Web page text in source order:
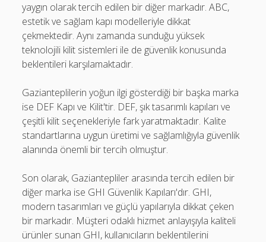
yaygın olarak tercih edilen bir diğer markadır. ABC,
estetik ve sağlam kapı modelleriyle dikkat
çekmektedir. Aynı zamanda sunduğu yüksek
teknolojili kilit sistemleri ile de güvenlik konusunda
beklentileri karşılamaktadır.
Gazianteplilerin yoğun ilgi gösterdiği bir başka marka
ise DEF Kapı ve Kilit'tir. DEF, şık tasarımlı kapıları ve
çeşitli kilit seçenekleriyle fark yaratmaktadır. Kalite
standartlarına uygun üretimi ve sağlamlığıyla güvenlik
alanında önemli bir tercih olmuştur.
Son olarak, Gaziantepliler arasında tercih edilen bir
diğer marka ise GHI Güvenlik Kapıları'dır. GHI,
modern tasarımları ve güçlü yapılarıyla dikkat çeken
bir markadır. Müşteri odaklı hizmet anlayışıyla kaliteli
ürünler sunan GHI, kullanıcıların beklentilerini